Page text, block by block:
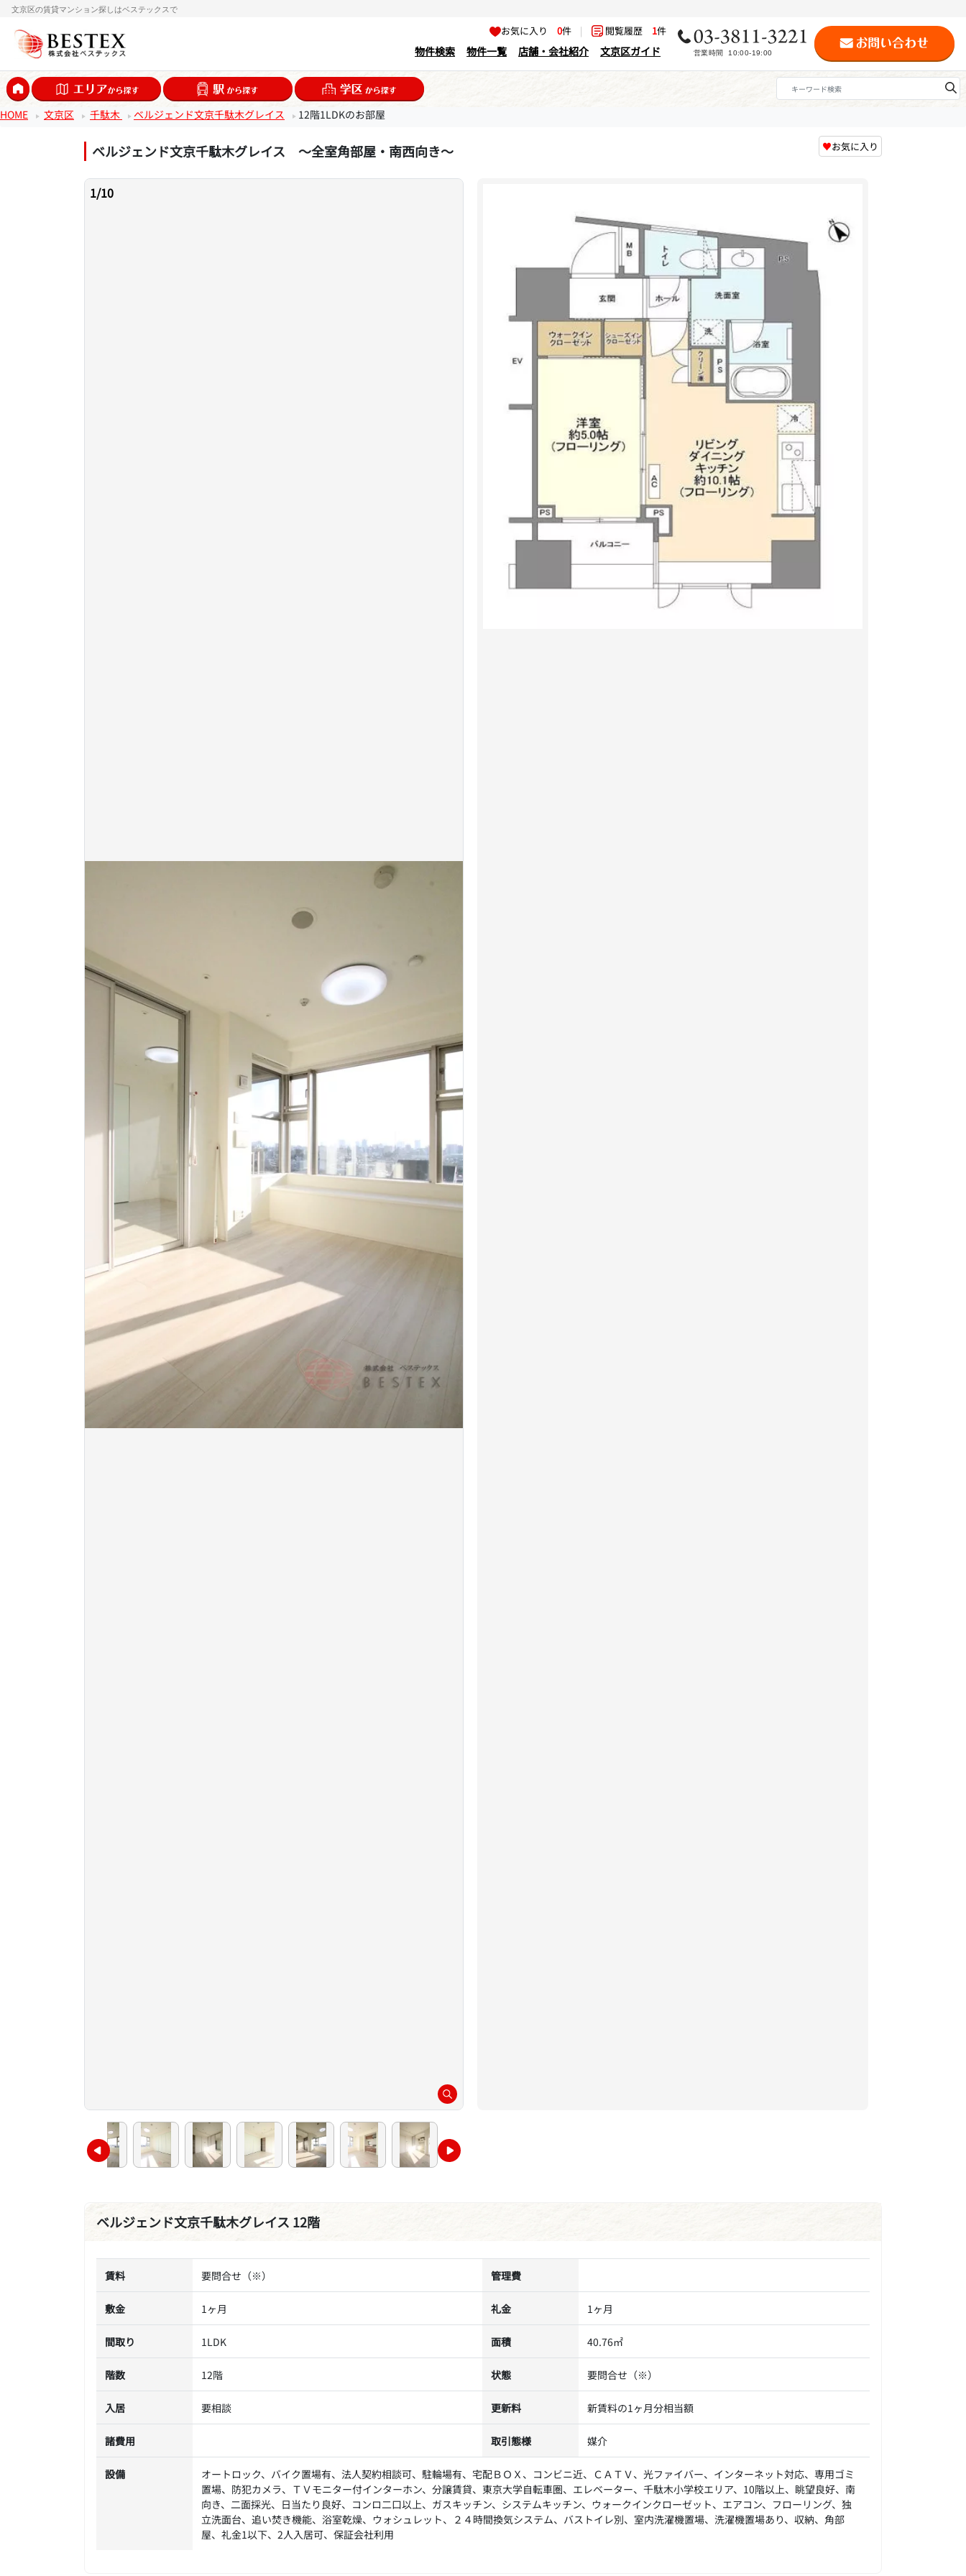
文京区の賃貸マンション探しはベステックスで
お気に入り0件 | 閲覧履歴 1件
物件検索 物件一覧 店舗・会社紹介 文京区ガイド
HOME 文京区 千駄木 ベルジェンド文京千駄木グレイス 12階1LDKのお部屋
ベルジェンド文京千駄木グレイス ～全室角部屋・南西向き～ ♥お気に入り
1/10
ベルジェンド文京千駄木グレイス 12階
賃料 要問合せ（※） 管理費
敷金 1ヶ月 礼金 1ヶ月
間取り 1LDK 面積 40.76㎡
階数 12階 状態 要問合せ（※）
入居 要相談 更新料 新賃料の1ヶ月分相当額
諸費用 取引態様 媒介
設備
オートロック、バイク置場有、法人契約相談可、駐輪場有、宅配ＢＯＸ、コンビニ近、ＣＡＴＶ、光ファイバー、インターネット対応、専用ゴミ
置場、防犯カメラ、ＴＶモニター付インターホン、分譲賃貸、東京大学自転車圏、エレベーター、千駄木小学校エリア、10階以上、眺望良好、南
向き、二面採光、日当たり良好、コンロ二口以上、ガスキッチン、システムキッチン、ウォークインクローゼット、エアコン、フローリング、独
立洗面台、追い焚き機能、浴室乾燥、ウォシュレット、２４時間換気システム、バストイレ別、室内洗濯機置場、洗濯機置場あり、収納、角部
屋、礼金1以下、2人入居可、保証会社利用